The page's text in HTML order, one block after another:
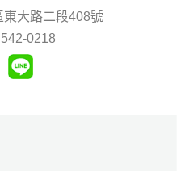
大路二段408號
0218